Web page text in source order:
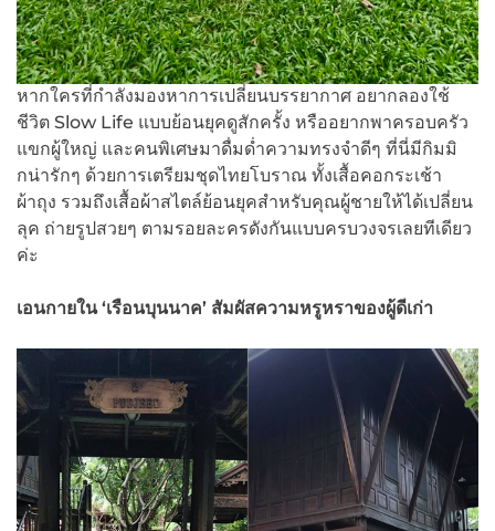
หากใครที่กำลังมองหาการเปลี่ยนบรรยากาศ อยากลองใช้
ชีวิต Slow Life แบบย้อนยุคดูสักครั้ง หรืออยากพาครอบครัว
แขกผู้ใหญ่ และคนพิเศษมาดื่มด่ำความทรงจำดีๆ ที่นี่มีกิมมิ
กน่ารักๆ ด้วยการเตรียมชุดไทยโบราณ ทั้งเสื้อคอกระเช้า
ผ้าถุง รวมถึงเสื้อผ้าสไตล์ย้อนยุคสำหรับคุณผู้ชายให้ได้เปลี่ยน
ลุค ถ่ายรูปสวยๆ ตามรอยละครดังกันแบบครบวงจรเลยทีเดียว
ค่ะ
เอนกายใน ‘เรือนบุนนาค’ สัมผัสความหรูหราของผู้ดีเก่า